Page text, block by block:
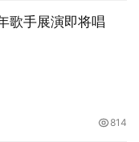
歌手展演即将唱
814